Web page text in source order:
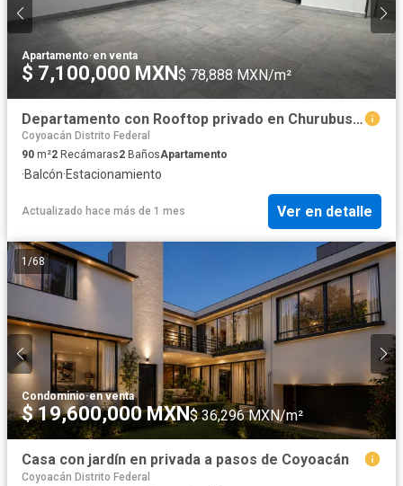
Apartamento·en venta
$ 7,100,000 MXN$ 78,888 MXN/m²
Departamento con Rooftop privado en Churubusco!
Coyoacán Distrito Federal
90 m²2 Recámaras2 BañosApartamento
·Balcón·Estacionamiento
Actualizado hace más de 1 mes Ver en detalle
1 /68
Condominio·en venta
$ 19,600,000 MXN$ 36,296 MXN/m²
Casa con jardín en privada a pasos de Coyoacán
Coyoacán Distrito Federal